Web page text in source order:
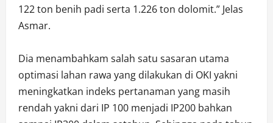
122 ton benih padi serta 1.226 ton dolomit.” Jelas
Asmar.
Dia menambahkam salah satu sasaran utama
optimasi lahan rawa yang dilakukan di OKI yakni
meningkatkan indeks pertanaman yang masih
rendah yakni dari IP 100 menjadi IP200 bahkan